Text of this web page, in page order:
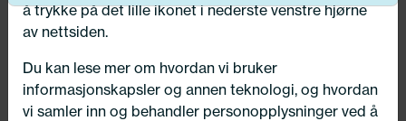
Velg kjøretøy
Drivverk
å trykke på det lille ikonet i nederste venstre hjørne
av nettsiden.
Du kan lese mer om hvordan vi bruker
informasjonskapsler og annen teknologi, og hvordan
vi samler inn og behandler personopplysninger ved å